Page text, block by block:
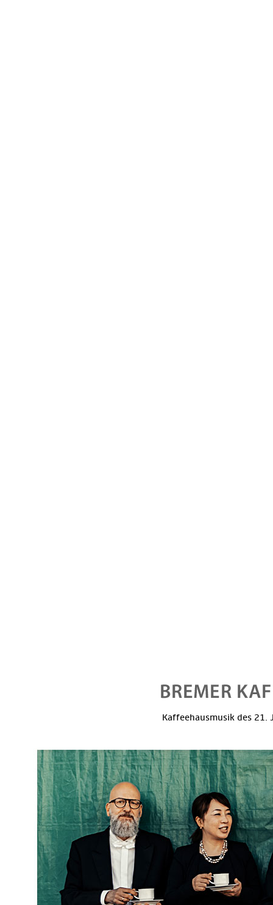
Kaffeehausmusik des 21.